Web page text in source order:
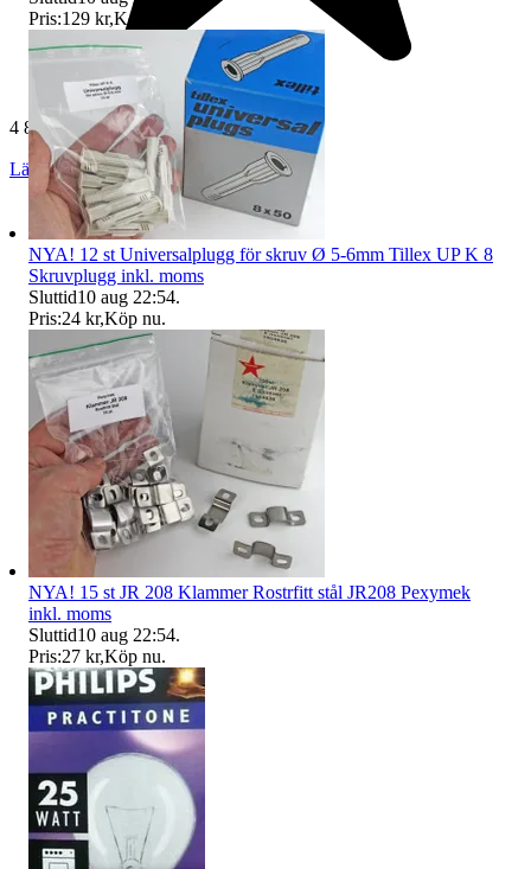
4 872 omdömen
Läs omdömen Följ
Pris:129 kr,Köp nu
NYA! 12 st Universalplugg för skruv Ø 5-6mm Tillex UP K 8
Skruvplugg inkl. moms
Sluttid10 aug 22:54.
Pris:24 kr,Köp nu.
NYA! 15 st JR 208 Klammer Rostrfitt stål JR208 Pexymek
inkl. moms
Sluttid10 aug 22:54.
Pris:27 kr,Köp nu.